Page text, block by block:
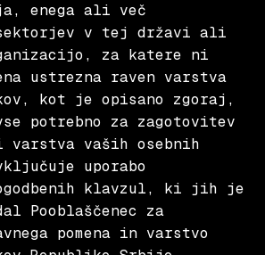
enega ali več
sektorjev v tej državi ali
za katere ni
ustrezna raven varstva
kot je opisano zgoraj,
potrebno za zagotovitev
varstva vaših osebnih
uporabo
klavzul, ki jih je
Pooblaščenec za
pomena in varstvo